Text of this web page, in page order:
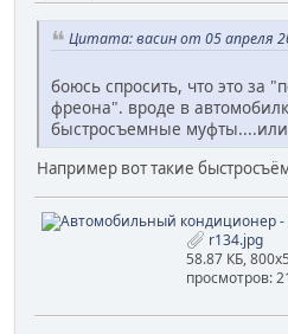
Цитата: васин от 05 апреля
боюсь спросить, что это за
фреона". вроде в
быстросъемные муфты....или
Например вот такие
r134.jpg
58.87 КБ,
просмотров: